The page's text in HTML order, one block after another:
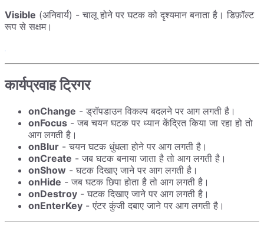
Visible (अनिवार्य) - चालू होने पर घटक को दृश्यमान बनाता है। डिफ़ॉल्ट
रूप से सक्षम।
कार्यप्रवाह ट्रिगर
onChange - ड्रॉपडाउन विकल्प बदलने पर आग लगती है।
onFocus - जब चयन घटक पर ध्यान केंद्रित किया जा रहा हो तो
आग लगती है।
onBlur - चयन घटक धुंधला होने पर आग लगती है।
onCreate - जब घटक बनाया जाता है तो आग लगती है।
onShow - घटक दिखाए जाने पर आग लगती है।
onHide - जब घटक छिपा होता है तो आग लगती है।
onDestroy - घटक दिखाए जाने पर आग लगती है।
onEnterKey - एंटर कुंजी दबाए जाने पर आग लगती है।